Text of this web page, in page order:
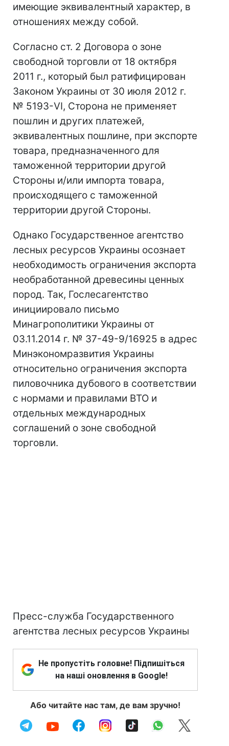
имеющие эквивалентный характер, в
отношениях между собой.
Согласно ст. 2 Договора о зоне
свободной торговли от 18 октября
2011 г., который был ратифицирован
Законом Украины от 30 июля 2012 г.
№ 5193-VI, Сторона не применяет
пошлин и других платежей,
эквивалентных пошлине, при экспорте
товара, предназначенного для
таможенной территории другой
Стороны и/или импорта товара,
происходящего с таможенной
территории другой Стороны.
Однако Государственное агентство
лесных ресурсов Украины осознает
необходимость ограничения экспорта
необработанной древесины ценных
пород. Так, Гослесагентство
инициировало письмо
Минагрополитики Украины от
03.11.2014 г. № 37-49-9/16925 в адрес
Минэкономразвития Украины
относительно ограничения экспорта
пиловочника дубового в соответствии
с нормами и правилами ВТО и
отдельных международных
соглашений о зоне свободной
торговли.
Пресс-служба Государственного
агентства лесных ресурсов Украины
Не пропустіть головне! Підпишіться
на наші оновлення в Google!
Або читайте нас там, де вам зручно!